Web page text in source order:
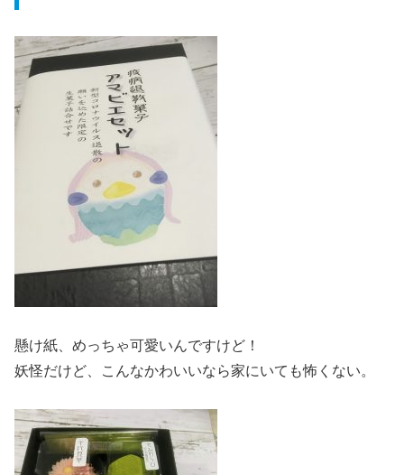
懸け紙、めっちゃ可愛いんですけど！
妖怪だけど、こんなかわいいなら家にいても怖くない。